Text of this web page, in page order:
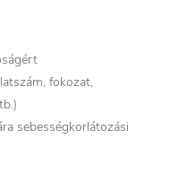
fokozat,
sebességkorlátozási